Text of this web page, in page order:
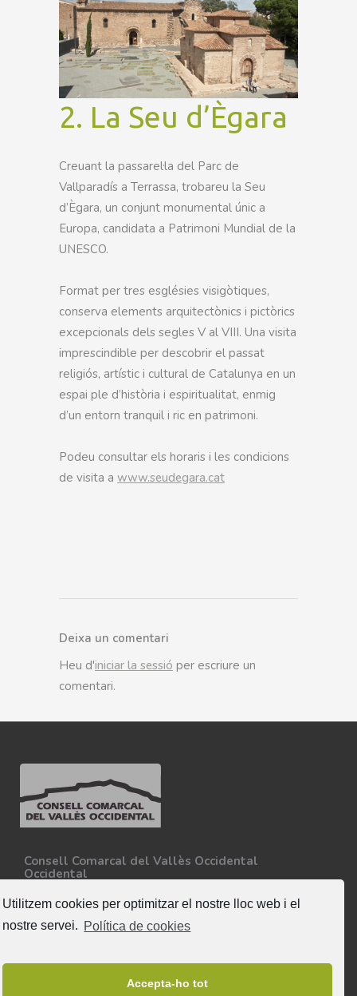
Utilitzem cookies per optimitzar el nostre lloc web i el
nostre servei. Política de cookies
Accepta-ho tot
2. La Seu d’Ègara
Creuant la passarel·la del Parc de
Vallparadís a Terrassa, trobareu la Seu
d’Ègara, un conjunt monumental únic a
Europa, candidata a Patrimoni Mundial de la
UNESCO.
Format per tres esglésies visigòtiques,
conserva elements arquitectònics i pictòrics
excepcionals dels segles V al VIII. Una visita
imprescindible per descobrir el passat
religiós, artístic i cultural de Catalunya en un
espai ple d’història i espiritualitat, enmig
d’un entorn tranquil i ric en patrimoni.
Podeu consultar els horaris i les condicions
de visita a www.seudegara.cat
Deixa un comentari
Heu d'iniciar la sessió per escriure un
comentari.
Consell Comarcal del Vallès Occidental
Occidental
08227 - Terrassa
Tel. 93 727 35 34